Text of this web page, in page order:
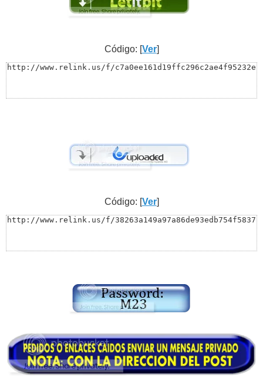
Código: [Ver]
http://www.relink.us/f/c7a0ee161d19ffc296c2ae4f95232e
Código: [Ver]
http://www.relink.us/f/38263a149a97a86de93edb754f5837